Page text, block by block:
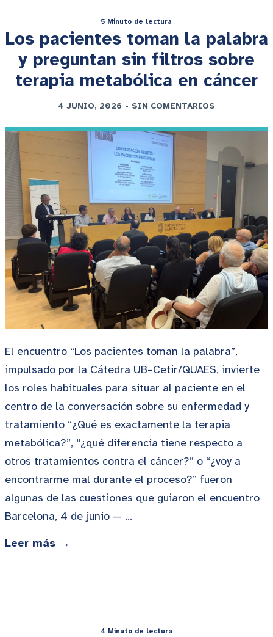
5 Minuto de lectura
Los pacientes toman la palabra
y preguntan sin filtros sobre
terapia metabólica en cáncer
4 JUNIO, 2026 - SIN COMENTARIOS
El encuentro “Los pacientes toman la palabra”,
impulsado por la Cátedra UB–Cetir/QUAES, invierte
los roles habituales para situar al paciente en el
centro de la conversación sobre su enfermedad y
tratamiento “¿Qué es exactamente la terapia
metabólica?”, “¿qué diferencia tiene respecto a
otros tratamientos contra el cáncer?” o “¿voy a
encontrarme mal durante el proceso?” fueron
algunas de las cuestiones que guiaron el encuentro
Barcelona, 4 de junio — …
Leer más →
4 Minuto de lectura